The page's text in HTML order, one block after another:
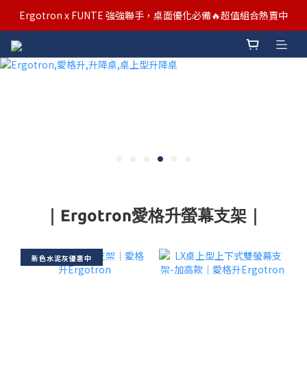
汰舊/升級補助優惠熱烈進行中！符合資格者歡迎申請購物金補助
Ergotron x FUNTE 強強聯手，桌面優化必備🔥超值組合熱賣中
汰舊/升級補助優惠熱烈進行中！符合資格者歡迎申請購物金補助
｜Ergotron愛格升螢幕支架｜
新色水泥灰優惠中